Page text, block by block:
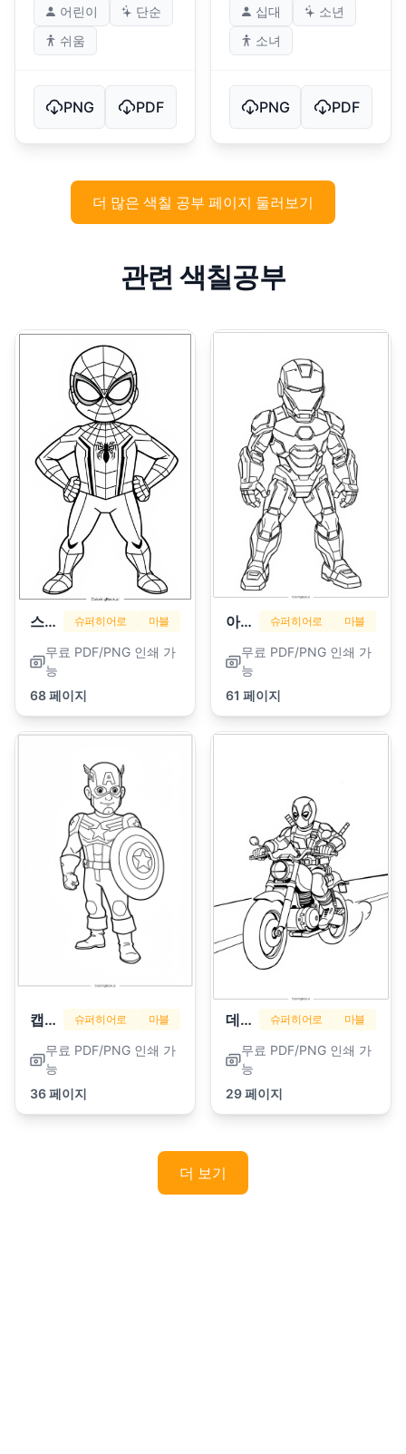
어린이
단순
쉬움
PNG PDF
십대
소년
소녀
PNG PDF
더 많은 색칠 공부 페이지 둘러보기
관련 색칠공부
스파이더맨 슈퍼히어로 마블
무료 PDF/PNG 인쇄 가
능
68 페이지
아이언맨 슈퍼히어로 마블
무료 PDF/PNG 인쇄 가
능
61 페이지
캡틴 아메리카 슈퍼히어로 마블
무료 PDF/PNG 인쇄 가
능
36 페이지
데드풀 슈퍼히어로 마블
무료 PDF/PNG 인쇄 가
능
29 페이지
더 보기